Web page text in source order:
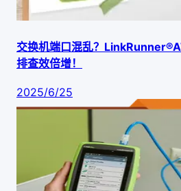
交换机端口混乱？
排查效倍增！
2025/6/25